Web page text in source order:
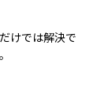
けでは解決で